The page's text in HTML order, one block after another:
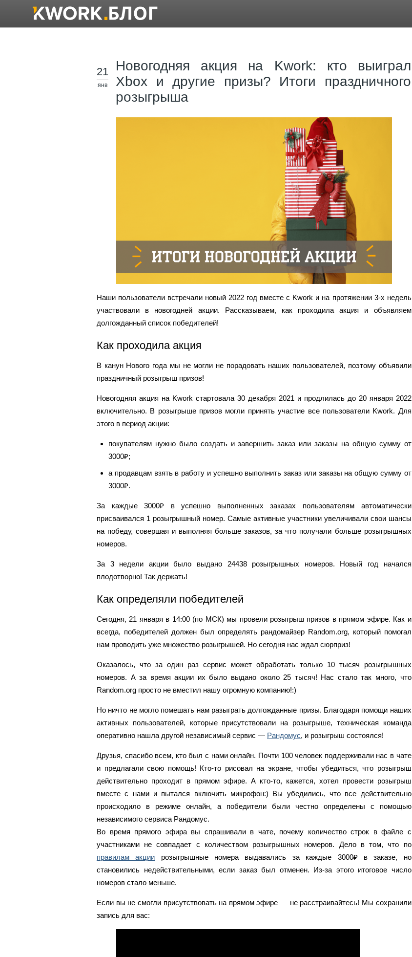
21
янв
Новогодняя акция на Kwork: кто выиграл
Xbox и другие призы? Итоги праздничного
розыгрыша
Наши пользователи встречали новый 2022 год вместе с Kwork и на протяжении 3-х недель
участвовали в новогодней акции. Рассказываем, как проходила акция и объявляем
долгожданный список победителей!
Как проходила акция
В канун Нового года мы не могли не порадовать наших пользователей, поэтому объявили
праздничный розыгрыш призов!
Новогодняя акция на Kwork стартовала 30 декабря 2021 и продлилась до 20 января 2022
включительно. В розыгрыше призов могли принять участие все пользователи Kwork. Для
этого в период акции:
покупателям нужно было создать и завершить заказ или заказы на общую сумму от
3000₽;
а продавцам взять в работу и успешно выполнить заказ или заказы на общую сумму от
3000₽.
За каждые 3000₽ в успешно выполненных заказах пользователям автоматически
присваивался 1 розыгрышный номер. Самые активные участники увеличивали свои шансы
на победу, совершая и выполняя больше заказов, за что получали больше розыгрышных
номеров.
За 3 недели акции было выдано 24438 розыгрышных номеров. Новый год начался
плодотворно! Так держать!
Как определяли победителей
Сегодня, 21 января в 14:00 (по МСК) мы провели розыгрыш призов в прямом эфире. Как и
всегда, победителей должен был определять рандомайзер Random.org, который помогал
нам проводить уже множество розыгрышей. Но сегодня нас ждал сюрприз!
Оказалось, что за один раз сервис может обработать только 10 тысяч розыгрышных
номеров. А за время акции их было выдано около 25 тысяч! Нас стало так много, что
Random.org просто не вместил нашу огромную компанию!:)
Но ничто не могло помешать нам разыграть долгожданные призы. Благодаря помощи наших
активных пользователей, которые присутствовали на розыгрыше, техническая команда
оперативно нашла другой независимый сервис — Рандомус, и розыгрыш состоялся!
Друзья, спасибо всем, кто был с нами онлайн. Почти 100 человек поддерживали нас в чате
и предлагали свою помощь! Кто-то рисовал на экране, чтобы убедиться, что розыгрыш
действительно проходит в прямом эфире. А кто-то, кажется, хотел провести розыгрыш
вместе с нами и пытался включить микрофон:) Вы убедились, что все действительно
происходило в режиме онлайн, а победители были честно определены с помощью
независимого сервиса Рандомус.
Во время прямого эфира вы спрашивали в чате, почему количество строк в файле с
участниками не совпадает с количеством розыгрышных номеров. Дело в том, что по
правилам акции розыгрышные номера выдавались за каждые 3000₽ в заказе, но
становились недействительными, если заказ был отменен. Из-за этого итоговое число
номеров стало меньше.
Если вы не смогли присутствовать на прямом эфире — не расстраивайтесь! Мы сохранили
запись для вас: